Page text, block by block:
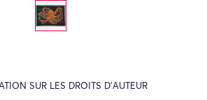
SUR LES DROITS D’AUTEUR